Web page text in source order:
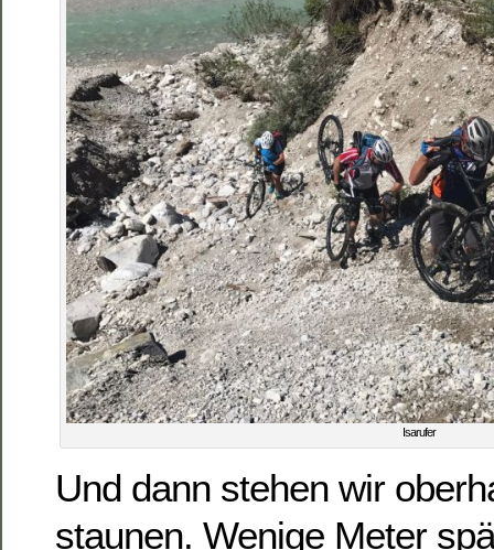
Isarufer
Und dann stehen wir
staunen. Wenige Meter